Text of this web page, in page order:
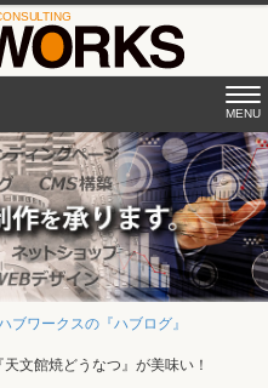
MENU
ブワークスの『ハブログ』
文館焼どうなつ』が美味い！